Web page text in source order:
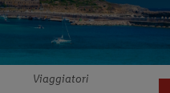
Viaggiatori